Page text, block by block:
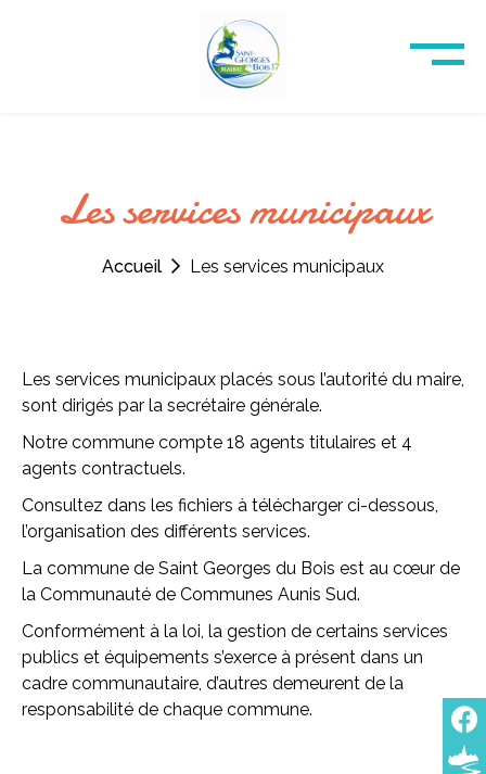
Les services municipaux
Accueil Les services municipaux
Les services municipaux placés sous l’autorité du maire,
sont dirigés par la secrétaire générale.
Notre commune compte 18 agents titulaires et 4
agents contractuels.
Consultez dans les fichiers à télécharger ci-dessous,
l’organisation des différents services.
La commune de Saint Georges du Bois est au cœur de
la Communauté de Communes Aunis Sud.
Conformément à la loi, la gestion de certains services
publics et équipements s’exerce à présent dans un
cadre communautaire, d’autres demeurent de la
responsabilité de chaque commune.